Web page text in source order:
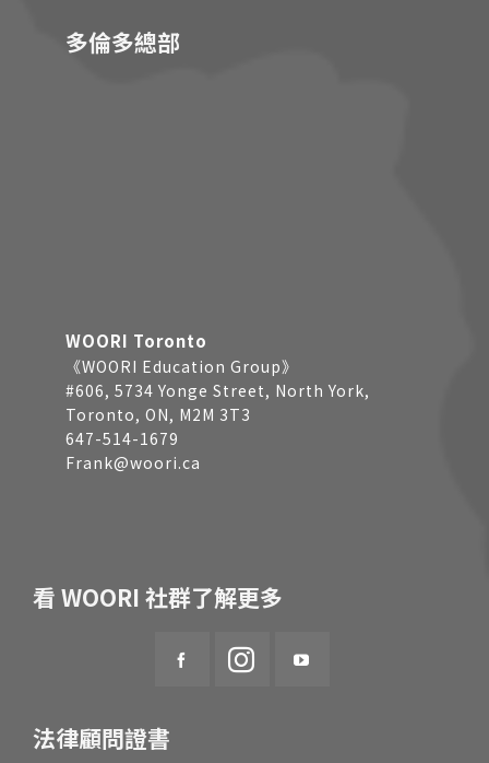
多倫多總部
WOORI Toronto
《WOORI Education Group》
#606, 5734 Yonge Street, North York,
Toronto, ON, M2M 3T3
647-514-1679
Frank@woori.ca
看 WOORI 社群了解更多
法律顧問證書